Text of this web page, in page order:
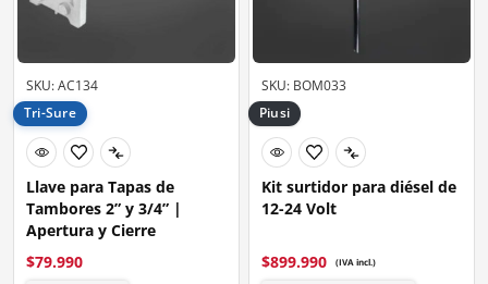
SKU: AC134
Tri-Sure
Llave para Tapas de
Tambores 2” y 3/4” |
Apertura y Cierre
$79.990
SKU: BOM033
Piusi
Kit surtidor para diésel de
12-24 Volt
$899.990 (IVA incl.)